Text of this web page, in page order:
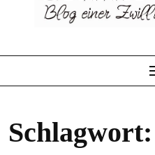
Schlagwort: